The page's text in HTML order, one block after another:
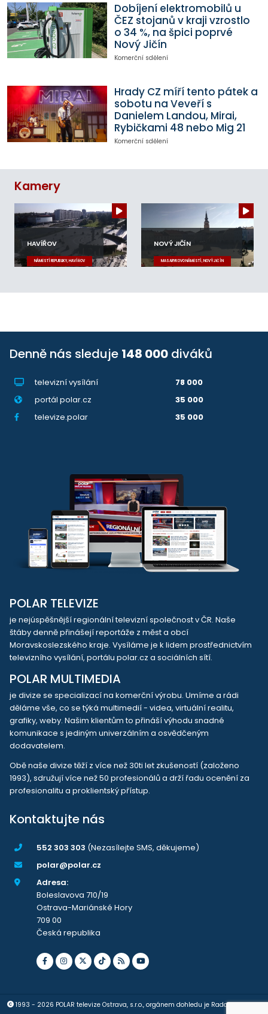
Dobíjení elektromobilů u
ČEZ stojanů v kraji vzrostlo
o 34 %, na špici poprvé
Nový Jičín
Komerční sdělení
Hrady CZ míří tento pátek a
sobotu na Veveří s
Danielem Landou, Mirai,
Rybičkami 48 nebo Mig 21
Komerční sdělení
Kamery
HAVÍŘOV
NÁMĚSTÍ REPUBLIKY, HAVÍŘOV
NOVÝ JIČÍN
MASARYKOVO NÁMĚSTÍ, NOVÝ JIČÍN
Denně nás sleduje 148 000 diváků
televizní vysílání
78 000
portál polar.cz
35 000
televize.polar
35 000
POLAR TELEVIZE
je nejúspěšnější regionální televizní společnost v ČR. Naše
štáby denně přinášejí reportáže z měst a obcí
Moravskoslezského kraje. Vysíláme je k lidem prostřednictvím
televizního vysílání, portálu polar.cz a sociálních sítí.
POLAR MULTIMEDIA
je divize se specializací na komerční výrobu. Umíme a rádi
děláme vše, co se týká multimedií - videa, virtuální realitu,
grafiky, weby. Našim klientům to přináší výhodu snadné
komunikace s jediným univerzálním a osvědčeným
dodavatelem.
Obě naše divize těží z více než 30ti let zkušeností (založeno
1993), sdružují více než 50 profesionálů a drží řadu ocenění za
profesionalitu a proklientský přístup.
Kontaktujte nás
552 303 303 (Nezasílejte SMS, děkujeme)
polar@polar.cz
Adresa:
Boleslavova 710/19
Ostrava-Mariánské Hory
709 00
Česká republika
1993 - 2026 POLAR televize Ostrava, s.r.o., orgánem dohledu je Rada pro